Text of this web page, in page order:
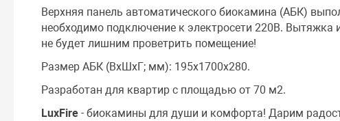
Верхняя панель автоматического биокамина (АБК)
необходимо подключение к электросети 220В. Вытяжка
не будет лишним проветрить помещение!
Размер АБК (ВхШхГ; мм): 195х1700х280.
Разработан для квартир с площадью от 70 м2.
LuxFire - биокамины для души и комфорта! Дарим